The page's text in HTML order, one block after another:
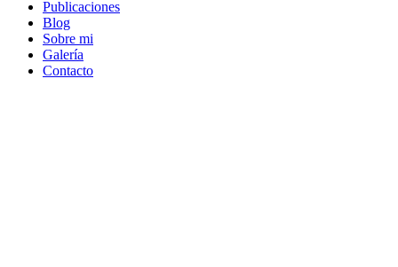
Publicaciones
Blog
Sobre mi
Galería
Contacto